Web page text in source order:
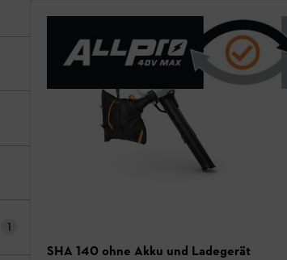
1
SHA 140 ohne Akku und Ladegerät